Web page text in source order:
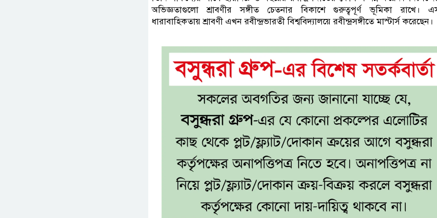
অভিজ্ঞতাগুলো শ্রাবণীর সঙ্গীত চেতনার বিকাশে গুরুত্বপূর্ণ ভূমিকা রাখে।
ধারাবাহিকতায় শ্রাবণী এখন রবীন্দ্রভারতী বিশ্ববিদ্যালয়ে রবীন্দ্রসঙ্গীতে মাস্টার্স করেছেন।